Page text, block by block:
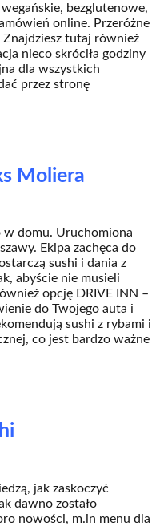
bezglutenowe,
online. Przeróżne
Znajdziesz tutaj również
nieco skróciła godziny
dla wszystkich
przez stronę
Moliera
w domu. Uruchomiona
Ekipa zachęca do
sushi i dania z
abyście nie musieli
opcję DRIVE INN –
do Twojego auta i
sushi z rybami i
co jest bardzo ważne
jak zaskoczyć
dawno zostało
nowości, m.in menu dla